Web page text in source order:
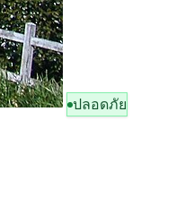
ปลอดภัย